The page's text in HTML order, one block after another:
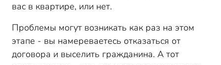
вас в квартире, или нет.
Проблемы могут возникать как раз на этом
этапе - вы намереваетесь отказаться от
договора и выселить гражданина. А тот